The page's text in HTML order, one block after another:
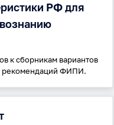
РФ для
к сборникам вариантов
рекомендаций ФИПИ.